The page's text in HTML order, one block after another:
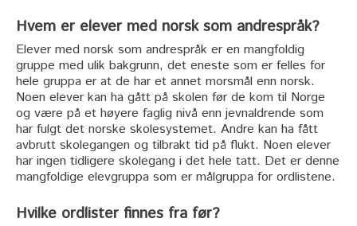
Hvem er elever med norsk som andrespråk?
Elever med norsk som andrespråk er en mangfoldig
gruppe med ulik bakgrunn, det eneste som er felles for
hele gruppa er at de har et annet morsmål enn norsk.
Noen elever kan ha gått på skolen før de kom til Norge
og være på et høyere faglig nivå enn jevnaldrende som
har fulgt det norske skolesystemet. Andre kan ha fått
avbrutt skolegangen og tilbrakt tid på flukt. Noen elever
har ingen tidligere skolegang i det hele tatt. Det er denne
mangfoldige elevgruppa som er målgruppa for ordlistene.
Hvilke ordlister finnes fra før?